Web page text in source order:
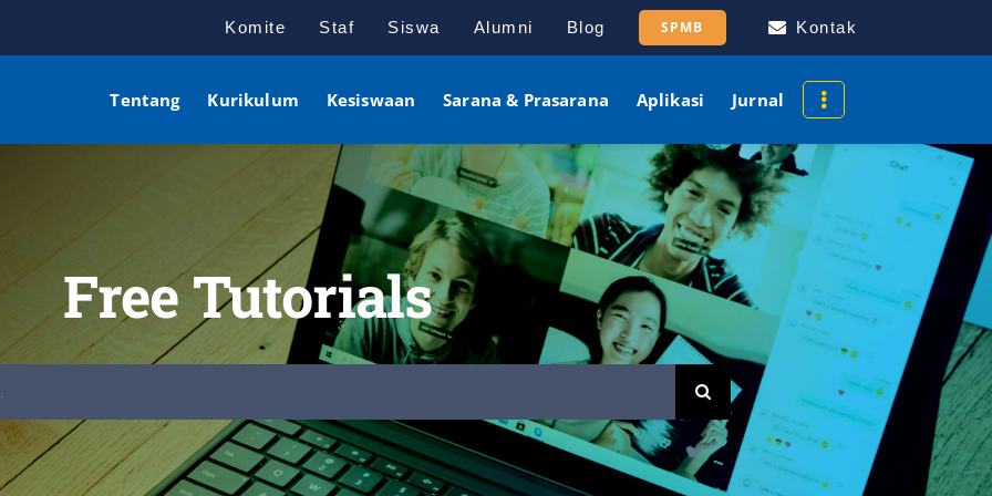
Komite Staf Siswa Alumni Blog SPMB Kontak
Tentang Kurikulum Kesiswaan Sarana & Prasarana Aplikasi Jurnal
Free Tutorials